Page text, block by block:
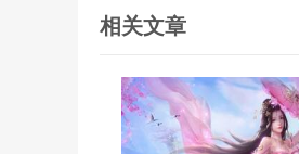
相关文章